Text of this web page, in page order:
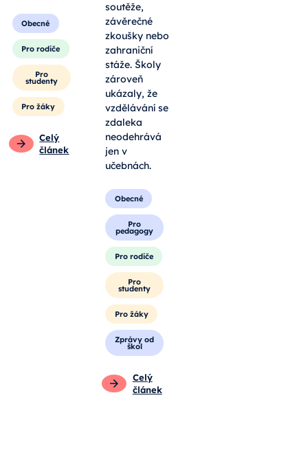
Obecné
Pro rodiče
Pro
studenty
Pro žáky
Celý
článek
soutěže,
závěrečné
zkoušky nebo
zahraniční
stáže. Školy
zároveň
ukázaly, že
vzdělávání se
zdaleka
neodehrává
jen v
učebnách.
Obecné
Pro
pedagogy
Pro rodiče
Pro
studenty
Pro žáky
Zprávy od
škol
Celý
článek